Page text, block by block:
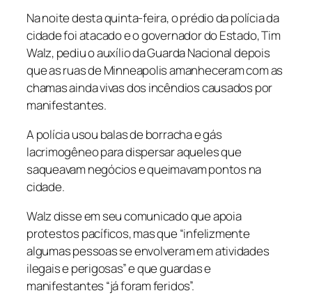
Na noite desta quinta-feira, o prédio da polícia da
cidade foi atacado e o governador do Estado, Tim
Walz, pediu o auxílio da Guarda Nacional depois
que as ruas de Minneapolis amanheceram com as
chamas ainda vivas dos incêndios causados por
manifestantes.
A polícia usou balas de borracha e gás
lacrimogêneo para dispersar aqueles que
saqueavam negócios e queimavam pontos na
cidade.
Walz disse em seu comunicado que apoia
protestos pacíficos, mas que “infelizmente
algumas pessoas se envolveram em atividades
ilegais e perigosas” e que guardas e
manifestantes “já foram feridos”.